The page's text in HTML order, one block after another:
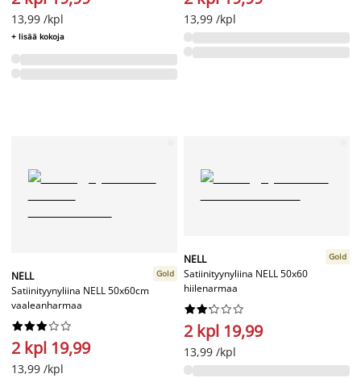
13,99 /kpl
+ lisää kokoja
13,99 /kpl
NELL
Satiinityynyliina NELL 50x60cm
vaaleanharmaa
Gold






2 kpl 19,99
13,99 /kpl
NELL
Satiinityynyliina NELL 50x60
hiilenarmaa
Gold






2 kpl 19,99
13,99 /kpl